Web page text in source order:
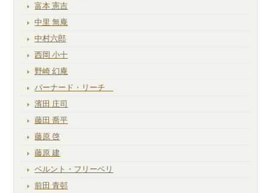
富本 憲吉
中里 無庵
中村六郎
西岡 小十
野崎 幻庵
バーナード・リーチ
濱田 庄司
藤田 喬平
藤原 啓
藤原 建
ベルント・フリーベリ
前田 青邨